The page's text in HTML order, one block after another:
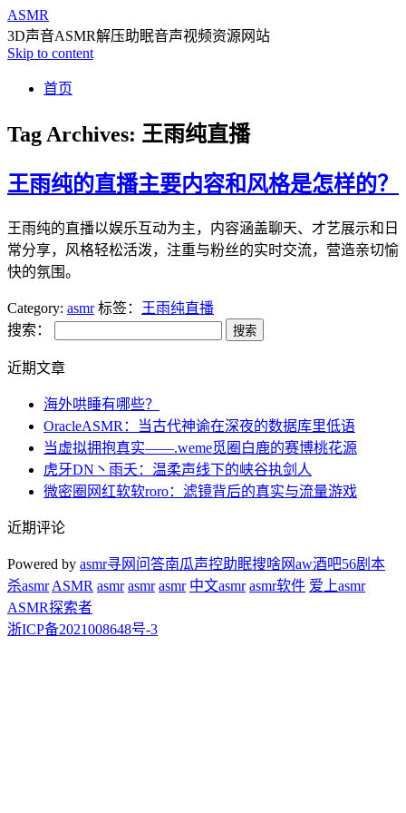
ASMR
3D声音ASMR解压助眠音声视频资源网站
Skip to content
首页
Tag Archives: 王雨纯直播
王雨纯的直播主要内容和风格是怎样的？
王雨纯的直播以娱乐互动为主，内容涵盖聊天、才艺展示和日
常分享，风格轻松活泼，注重与粉丝的实时交流，营造亲切愉
快的氛围。
Category: asmr 标签：
王雨纯直播
搜索：
近期文章
海外哄睡有哪些？
OracleASMR：当古代神谕在深夜的数据库里低语
当虚拟拥抱真实——.weme觅圈白鹿的赛博桃花源
虎牙DN丶雨夭：温柔声线下的峡谷执剑人
微密圈网红软软roro：滤镜背后的真实与流量游戏
近期评论
Powered by asmr寻网问答南瓜声控助眠搜啥网aw酒吧56剧本
杀asmr ASMR asmr asmr asmr 中文asmr asmr软件 爱上asmr
ASMR探索者
浙ICP备2021008648号-3